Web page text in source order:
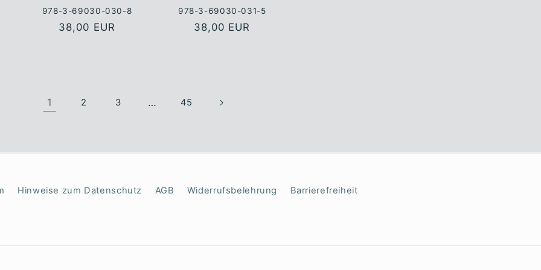
978-3-69030-030-8
Normaler
38,00 EUR
978-3-69030-031-5
Normaler
38,00 EUR
1 2 3 … 45
Hinweise zum Datenschutz AGB Widerrufsbelehrung Barrierefreiheit